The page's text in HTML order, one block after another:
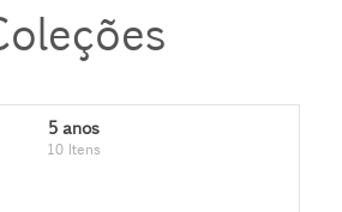
5 anos
10 Itens